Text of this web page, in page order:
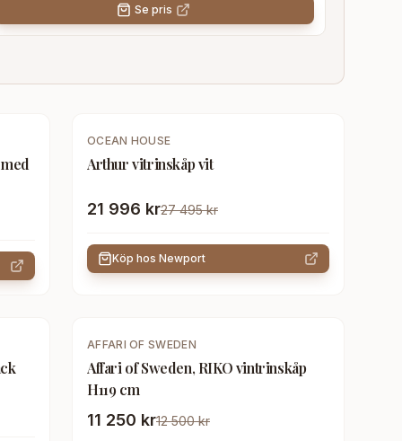
Se pris
- 20 %
OCEAN HOUSE
Arthur vitrinskåp vit
21 996 kr27 495 kr
Köp hos Newport
-10%
AFFARI OF SWEDEN
Affari of Sweden, RIKO vintrinskåp
H119 cm
11 250 kr12 500 kr